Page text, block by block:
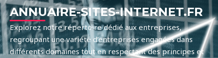
ANNUAIRE-SITES-INTERNET.FR
Explorez notre répertoire dédié aux entreprises,
regroupant une variété d’entreprises engagées dans
différents domaines tout en respectant des principes et